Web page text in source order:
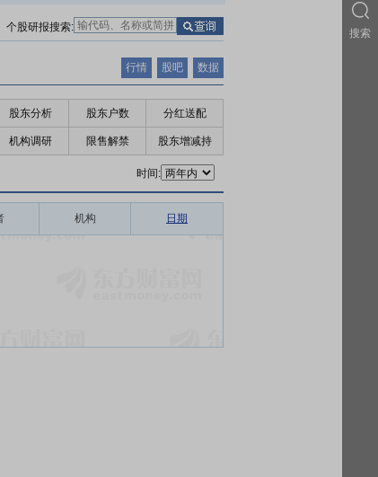
个股研报搜索:
行情 股吧 数据
股东分析 股东户数 分红送配
机构调研 限售解禁 股东增减持
时间:
机构 日期
搜索